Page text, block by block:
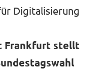
Digitalisierung
Frankfurt stellt